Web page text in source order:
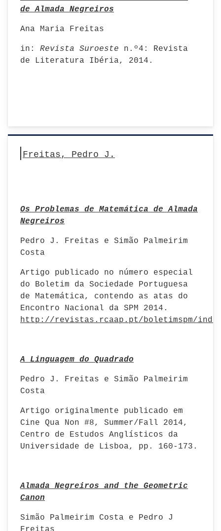
de Almada Negreiros
Ana Maria Freitas
in: Revista Suroeste n.º4: Revista
de Literatura Ibéria, 2014.
Freitas, Pedro J.
Os Problemas de Matemática de Almada
Negreiros
Pedro J. Freitas e Simão Palmeirim
Costa
Artigo publicado no número especial
do Boletim da Sociedade Portuguesa
de Matemática, contendo as atas do
Encontro Nacional da SPM 2014.
http://revistas.rcaap.pt/boletimspm/
A Linguagem do Quadrado
Pedro J. Freitas e Simão Palmeirim
Costa
Artigo originalmente publicado em
Cine Qua Non #8, Summer/Fall 2014,
Centro de Estudos Anglísticos da
Universidade de Lisboa, pp. 160-173.
Almada Negreiros and the Geometric
Canon
Simão Palmeirim Costa e Pedro J